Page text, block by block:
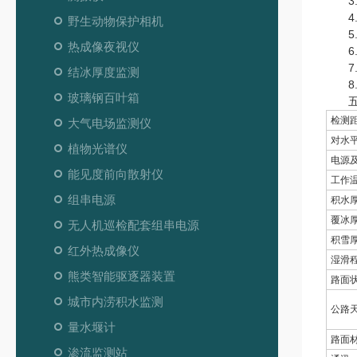
野生动物保护相机
热成像夜视仪
结冰厚度监测
玻璃钢百叶箱
大气电场监测仪
植物光谱仪
能见度前向散射仪
组串电源
无人机巡检配套组串电源
红外热成像仪
熊类智能驱逐器装置
城市内涝积水监测
量水堰计
渗流监测站
4.
5.
6.
7.
8.
五
检测
对水
电源
工作
积水
覆冰
积雪
湿滑
路面
公路
路面